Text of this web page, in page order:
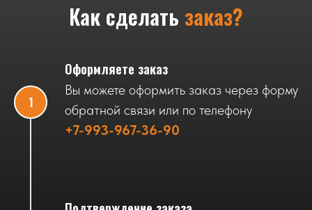
Как сделать заказ?
Оформляете заказ
Вы можете оформить заказ через форму
обратной связи или по телефону
+7-993-967-36-90